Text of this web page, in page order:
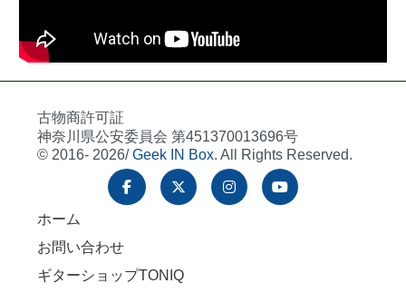
古物商許可証
神奈川県公安委員会 第451370013696号
© 2016- 2026/Geek IN Box. All Rights Reserved.
ホーム
お問い合わせ
ギターショップTONIQ